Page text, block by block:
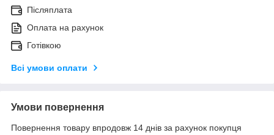
Післяплата
Оплата на рахунок
Готівкою
Всі умови оплати
Умови повернення
Повернення товару впродовж 14 днів за рахунок покупця